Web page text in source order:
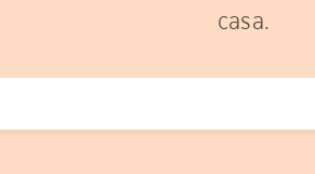
casa.